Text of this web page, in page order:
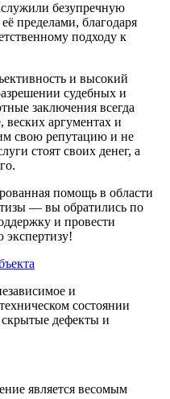
безупречную
пределами, благодаря
подходу к
и высокий
судебных и
заключения всегда
веских аргументах и
свою репутацию и не
стоят своих денег, а
помощь в области
— вы обратились по
и провести
и
состоянии
дефекты и
является весомым